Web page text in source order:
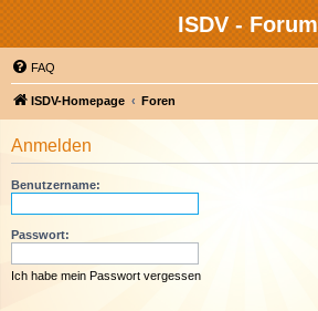
ISDV - Forum
FAQ
ISDV-Homepage Foren
Anmelden
Benutzername:
Passwort:
Ich habe mein Passwort vergessen